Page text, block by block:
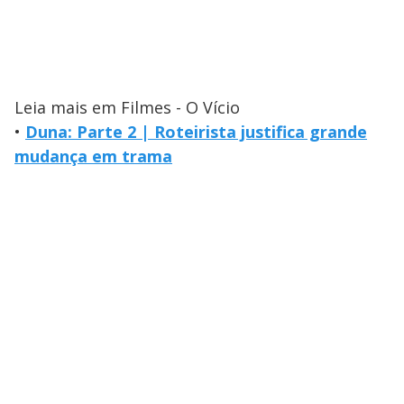
Leia mais em Filmes - O Vício
• Duna: Parte 2 | Roteirista justifica grande
mudança em trama